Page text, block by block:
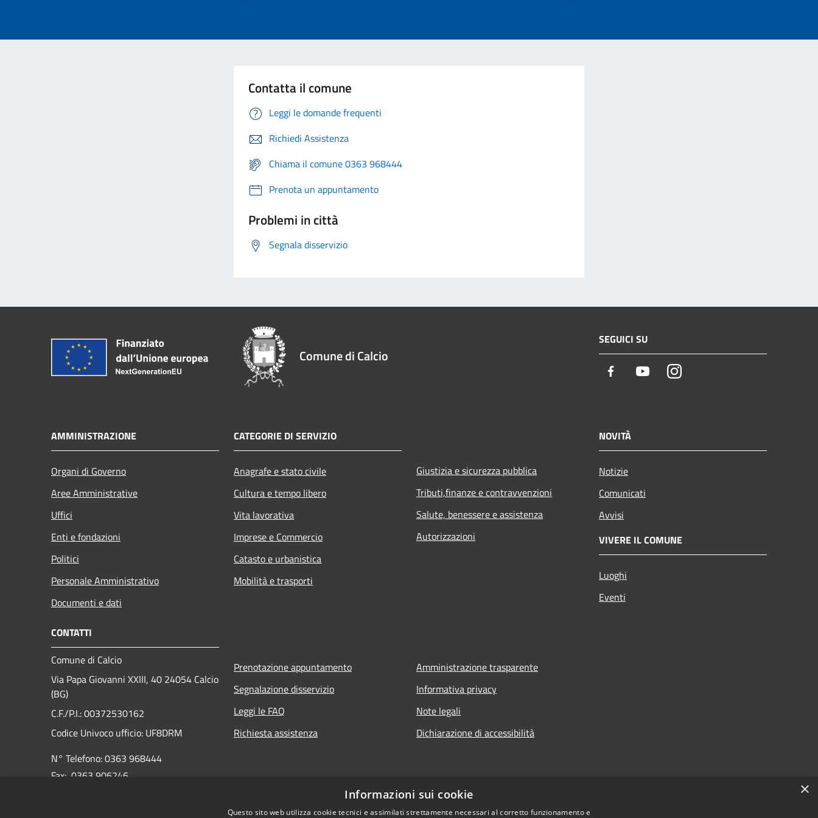
Contatta il comune
Leggi le domande frequenti
Richiedi Assistenza
Chiama il comune 0363 968444
Prenota un appuntamento
Problemi in città
Segnala disservizio
Comune di Calcio
SEGUICI SU
Facebook YoutubeInstagram
AMMINISTRAZIONE
Organi di Governo
Aree Amministrative
Uffici
Enti e fondazioni
Politici
Personale Amministrativo
Documenti e dati
CATEGORIE DI SERVIZIO
Anagrafe e stato civile
Cultura e tempo libero
Vita lavorativa
Imprese e Commercio
Catasto e urbanistica
Mobilità e trasporti
Giustizia e sicurezza pubblica
Tributi,finanze e contravvenzioni
Salute, benessere e assistenza
Autorizzazioni
NOVITÀ
Notizie
Comunicati
Avvisi
VIVERE IL COMUNE
Luoghi
Eventi
CONTATTI
Comune di Calcio
Via Papa Giovanni XXIII, 40 24054 Calcio
(BG)
C.F./P.I.: 00372530162
Codice Univoco ufficio: UF8DRM
N° Telefono: 0363 968444
Fax: 0363 906246
Prenotazione appuntamento
Segnalazione disservizio
Leggi le FAQ
Richiesta assistenza
Amministrazione trasparente
Informativa privacy
Note legali
Dichiarazione di accessibilità
×
Informazioni sui cookie
Questo sito web utilizza cookie tecnici e assimilati strettamente necessari al corretto funzionamento e